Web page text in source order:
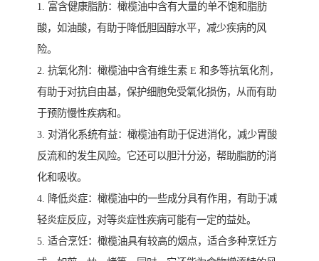
1. 富含健康脂肪：橄榄油中含有大量的单不饱和脂肪
酸，如油酸，有助于降低胆固醇水平，减少疾病的风
险。
2. 抗氧化剂：橄榄油中含有维生素 E 和多等抗氧化剂，
有助于对抗自由基，保护细胞免受氧化损伤，从而有助
于预防慢性疾病和。
3. 对消化系统有益：橄榄油有助于促进消化，减少胃酸
反流和的发生风险。它还可以胆汁分泌，帮助脂肪的消
化和吸收。
4. 降低炎症：橄榄油中的一些成分具有作用，有助于减
轻炎症反应，对等炎症性疾病可能有一定的益处。
5. 适合烹饪：橄榄油具有较高的烟点，适合多种烹饪方